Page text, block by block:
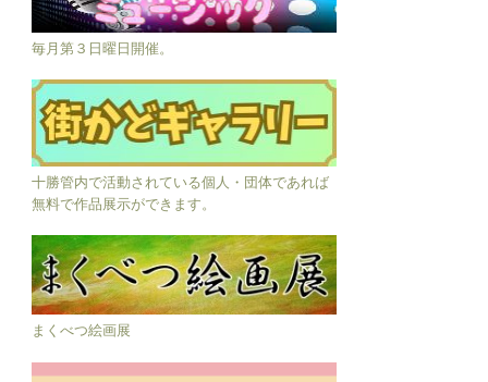
毎月第３日曜日開催。
十勝管内で活動されている個人・団体であれば
無料で作品展示ができます。
まくべつ絵画展